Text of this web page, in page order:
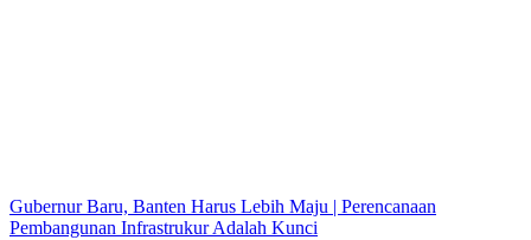
Gubernur Baru, Banten Harus Lebih Maju | Perencanaan
Pembangunan Infrastrukur Adalah Kunci